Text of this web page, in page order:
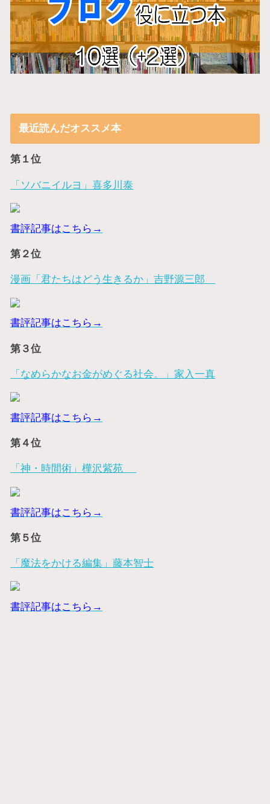
最近読んだオススメ本
第１位
「ソバニイルヨ」喜多川泰
書評記事はこちら→
第２位
漫画「君たちはどう生きるか」吉野源三郎
書評記事はこちら→
第３位
「なめらかなお金がめぐる社会。」家入一真
書評記事はこちら→
第４位
「神・時間術」樺沢紫苑
書評記事はこちら→
第５位
「魔法をかける編集」藤本智士
書評記事はこちら→